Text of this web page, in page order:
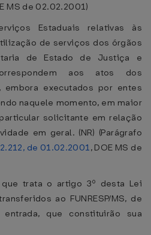
MS de 02.02.2001)
Estaduais relativas às
de serviços dos órgãos
de Estado de Justiça e
aos atos dos
embora executados por entes
naquele momento, em maior
solicitante em relação
em geral. (NR) (Parágrafo
de 01.02.2001, DOE MS de
trata o artigo 3º desta Lei
ao FUNRESP/MS, de
que constituirão sua